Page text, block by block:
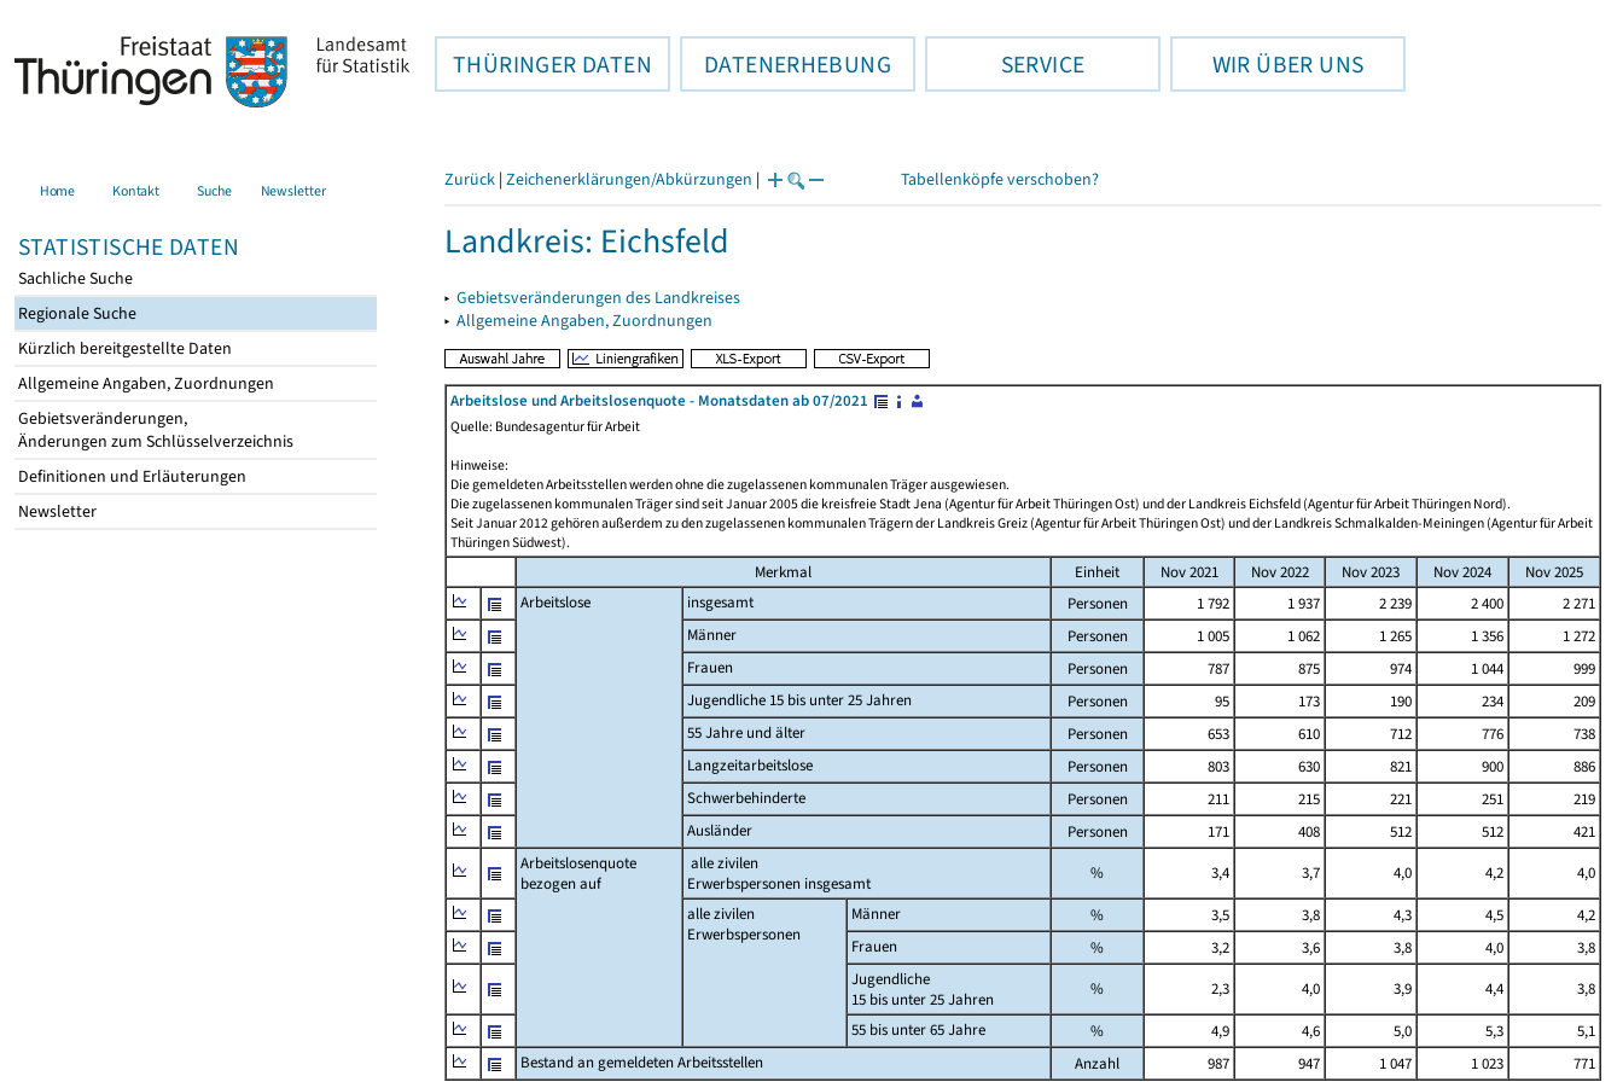
THÜRINGER DATEN DATENERHEBUNG SERVICE WIR ÜBER UNS
Home Kontakt Suche Newsletter
STATISTISCHE DATEN
Sachliche Suche
Regionale Suche
Kürzlich bereitgestellte Daten
Allgemeine Angaben, Zuordnungen
Gebietsveränderungen,
Änderungen zum Schlüsselverzeichnis
Definitionen und Erläuterungen
Newsletter
Zurück | Zeichenerklärungen/Abkürzungen | Tabellenköpfe verschoben?
Landkreis: Eichsfeld
▸ Gebietsveränderungen des Landkreises
▸ Allgemeine Angaben, Zuordnungen
Arbeitslose und Arbeitslosenquote - Monatsdaten ab 07/2021
Quelle: Bundesagentur für Arbeit
Hinweise:
Die gemeldeten Arbeitsstellen werden ohne die zugelassenen kommunalen Träger ausgewiesen.
Die zugelassenen kommunalen Träger sind seit Januar 2005 die kreisfreie Stadt Jena (Agentur für Arbeit Thüringen Ost) und der Landkreis Eichsfeld (Agentur für Arbeit Thüringen Nord).
Seit Januar 2012 gehören außerdem zu den zugelassenen kommunalen Trägern der Landkreis Greiz (Agentur für Arbeit Thüringen Ost) und der Landkreis Schmalkalden-Meiningen (Agentur für Arbeit
Thüringen Südwest).
Merkmal Einheit Nov 2021 Nov 2022 Nov 2023 Nov 2024
Nov 2025
Arbeitslose
insgesamt Personen 1 792 1 937 2 239 2 400
2 271
Männer
Personen 1 005 1 062 1 265 1 356
1 272
Frauen
Personen 787 875 974 1 044
999
Jugendliche 15 bis unter 25 Jahren
Personen 95 173 190 234
209
55 Jahre und älter
Personen 653 610 712 776
738
Langzeitarbeitslose
Personen 803 630 821 900
886
Schwerbehinderte
Personen 211 215 221 251
219
Ausländer
Personen 171 408 512 512
421
Arbeitslosenquote
bezogen auf
alle zivilen
Erwerbspersonen insgesamt
% 3,4 3,7 4,0 4,2
4,0
alle zivilen
Erwerbspersonen
Männer % 3,5 3,8 4,3 4,5
4,2
Frauen
% 3,2 3,6 3,8 4,0
3,8
Jugendliche
15 bis unter 25 Jahren
% 2,3 4,0 3,9 4,4
3,8
55 bis unter 65 Jahre
% 4,9 4,6 5,0 5,3
5,1
Bestand an gemeldeten Arbeitsstellen
Anzahl 987 947 1 047 1 023 771